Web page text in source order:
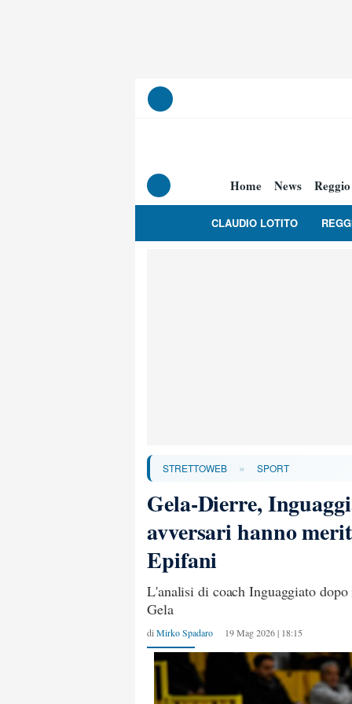
Home News Reggio
CLAUDIO LOTITO
STRETTOWEB » SPORT
Gela-Dierre,
avversari hanno
Epifani
L'analisi di coach Inguaggiato
Gela
di Mirko Spadaro 19 Mag 2026 | 18:15